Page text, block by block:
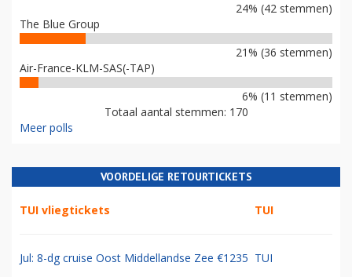
24% (42 stemmen)
The Blue Group
21% (36 stemmen)
Air-France-KLM-SAS(-TAP)
6% (11 stemmen)
Totaal aantal stemmen: 170
Meer polls
VOORDELIGE RETOURTICKETS
TUI vliegtickets TUI
Jul: 8-dg cruise Oost Middellandse Zee €1235 TUI